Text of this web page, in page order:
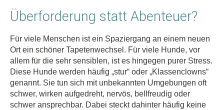
Überforderung statt Abenteuer?
Für viele Menschen ist ein Spaziergang an einem neuen
Ort ein schöner Tapetenwechsel. Für viele Hunde, vor
allem für die sehr sensiblen, ist es hingegen purer Stress.
Diese Hunde werden häufig „stur“ oder „Klassenclowns“
genannt. Sie tun sich mit unbekannten Umgebungen oft
schwer, wirken aufgedreht, nervös, bellfreudig oder
schwer ansprechbar. Dabei steckt dahinter häufig keine